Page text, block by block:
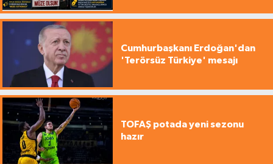
Cumhurbaşkanı Erdoğan'dan
'Terörsüz Türkiye' mesajı
TOFAŞ potada yeni sezonu
hazır